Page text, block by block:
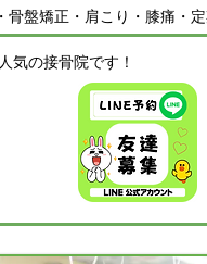
骨盤矯正・肩こり・膝痛・
気の接骨院です！